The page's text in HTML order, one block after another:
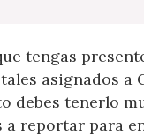
tengas
asignados a
debes tenerlo
a reportar para